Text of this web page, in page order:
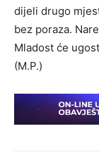
dijeli drugo
bez poraza.
Mladost će
(M.P.)